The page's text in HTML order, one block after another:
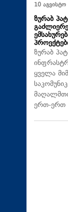
10
ზურაბ
ზურაბ
ყველა
ერთ-ერთ